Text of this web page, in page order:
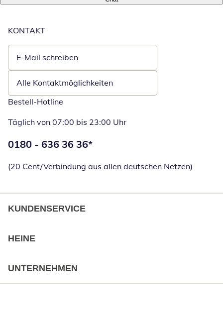
KONTAKT
E-Mail schreiben
Öffnet E-Mail-Client
Alle Kontaktmöglichkeiten
Bestell-Hotline
Täglich von 07:00 bis 23:00 Uhr
Telefonnummer:
0180 - 636 36 36*
(20 Cent/Verbindung aus allen deutschen Netzen)
KUNDENSERVICE
HEINE
UNTERNEHMEN